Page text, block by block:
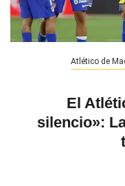
Atlético de
El
silencio»: